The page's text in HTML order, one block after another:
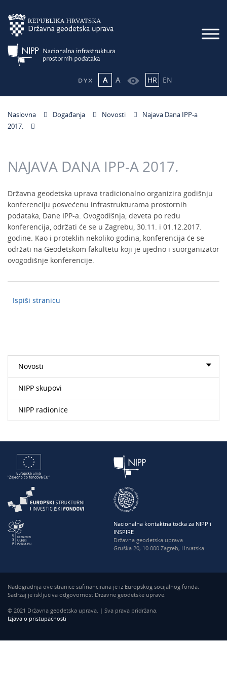
A A HR EN
Naslovna Događanja Novosti
Najava Dana IPP-a
2017.
NAJAVA DANA IPP-A 2017.
Državna geodetska uprava tradicionalno organizira godišnju
konferenciju posvećenu infrastrukturama prostornih
podataka, Dane IPP-a. Ovogodišnja, deveta po redu
konferencija, održati će se u Zagrebu, 30.11. i 01.12.2017.
godine. Kao i proteklih nekoliko godina, konferencija će se
održati na Geodetskom fakultetu koji je ujedno i suorganizator
ovogodišnje konferencije.
Ispiši stranicu
Novosti
NIPP skupovi
NIPP radionice
Nacionalna kontaktna točka za NIPP i
INSPIRE
Državna geodetska uprava
Gruška 20, 10 000 Zagreb, Hrvatska
Nadogradnja ove stranice sufinancirana je iz Europskog socijalnog fonda.
Sadržaj je isključiva odgovornost Državne geodetske uprave.
© 2021 Državna geodetska uprava. | Sva prava pridržana.
Izjava o pristupačnosti